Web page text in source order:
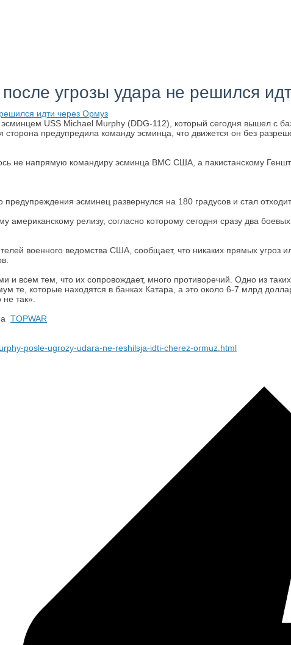
угрозы удара не решился
USS Michael Murphy (DDG-112), который сегодня вышел с
предупредила команду эсминца, что движется он без
не напрямую командиру эсминца ВМС США, а пакистанскому
эсминец развернулся на 180 градусов и стал
американскому релизу, согласно которому сегодня сразу два
военного ведомства США, сообщает, что никаких прямых угроз
и всем тем, что их сопровождает, много противоречий. Одно из
те, которые находятся в банках Катара, а это около 6-7 млрд
так».
TOPWAR
posle-ugrozy-udara-ne-reshilsja-idti-cherez-ormuz.html